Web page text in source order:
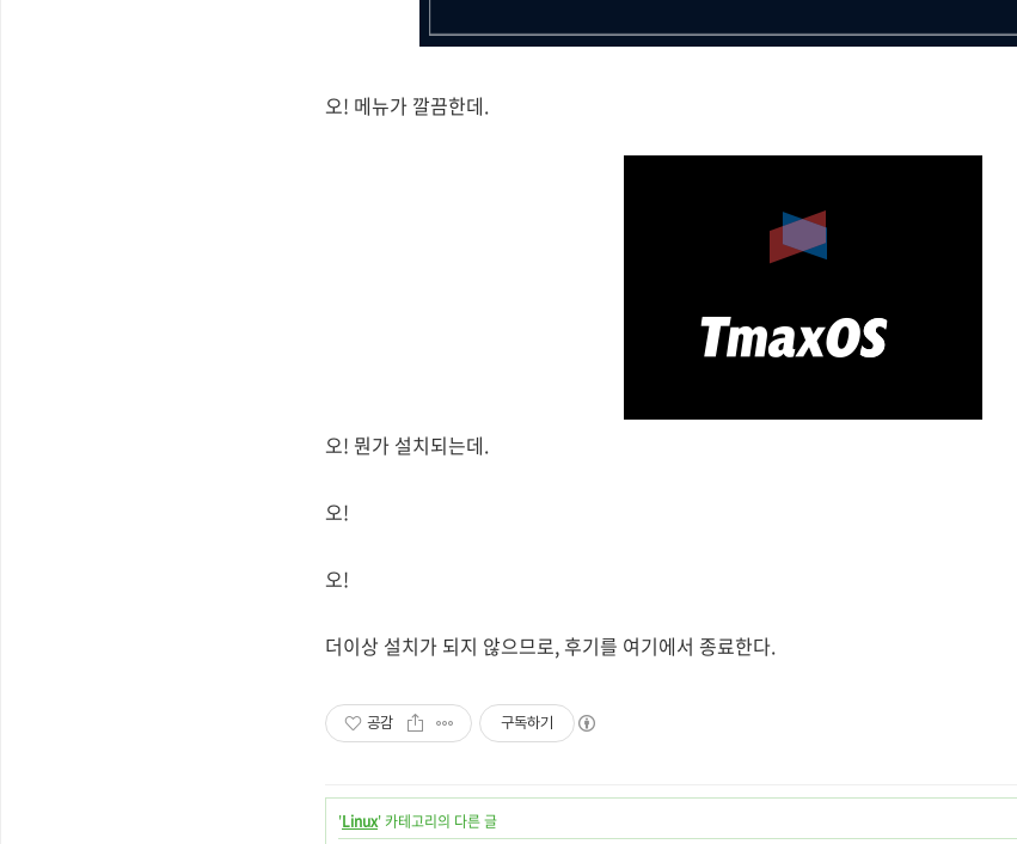
오! 메뉴가 깔끔한데.
오! 뭔가 설치되는데.
오!
오!
더이상 설치가 되지 않으므로, 후기를 여기에서 종료한다.
공감 구독하기
'Linux' 카테고리의 다른 글